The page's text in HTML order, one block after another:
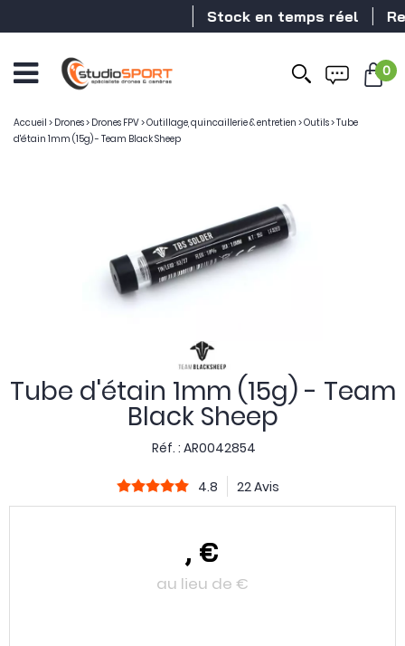
Stock en temps réel
0
Accueil > Drones> Drones FPV>Outillage, quincaillerie & entretien >Outils>Tube
d'étain 1mm (15g) - Team Black Sheep
Tube d'étain 1mm (15g) - Team
Black Sheep
Réf. : AR0042854
4.8 22 Avis
, €
au lieu de €